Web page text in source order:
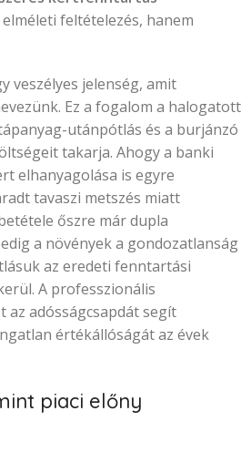
feltételezés, hanem
veszélyes jelenség, amit
Ez a fogalom a halogatott
utánpótlás és a burjánzó
takarja. Ahogy a banki
elhanyagolása is egyre
tavaszi metszés miatt
őszre már dupla
a növények a gondozatlanság
az eredeti fenntartási
A professzionális
az adósságcsapdát segít
értékállóságát az évek
piaci előny